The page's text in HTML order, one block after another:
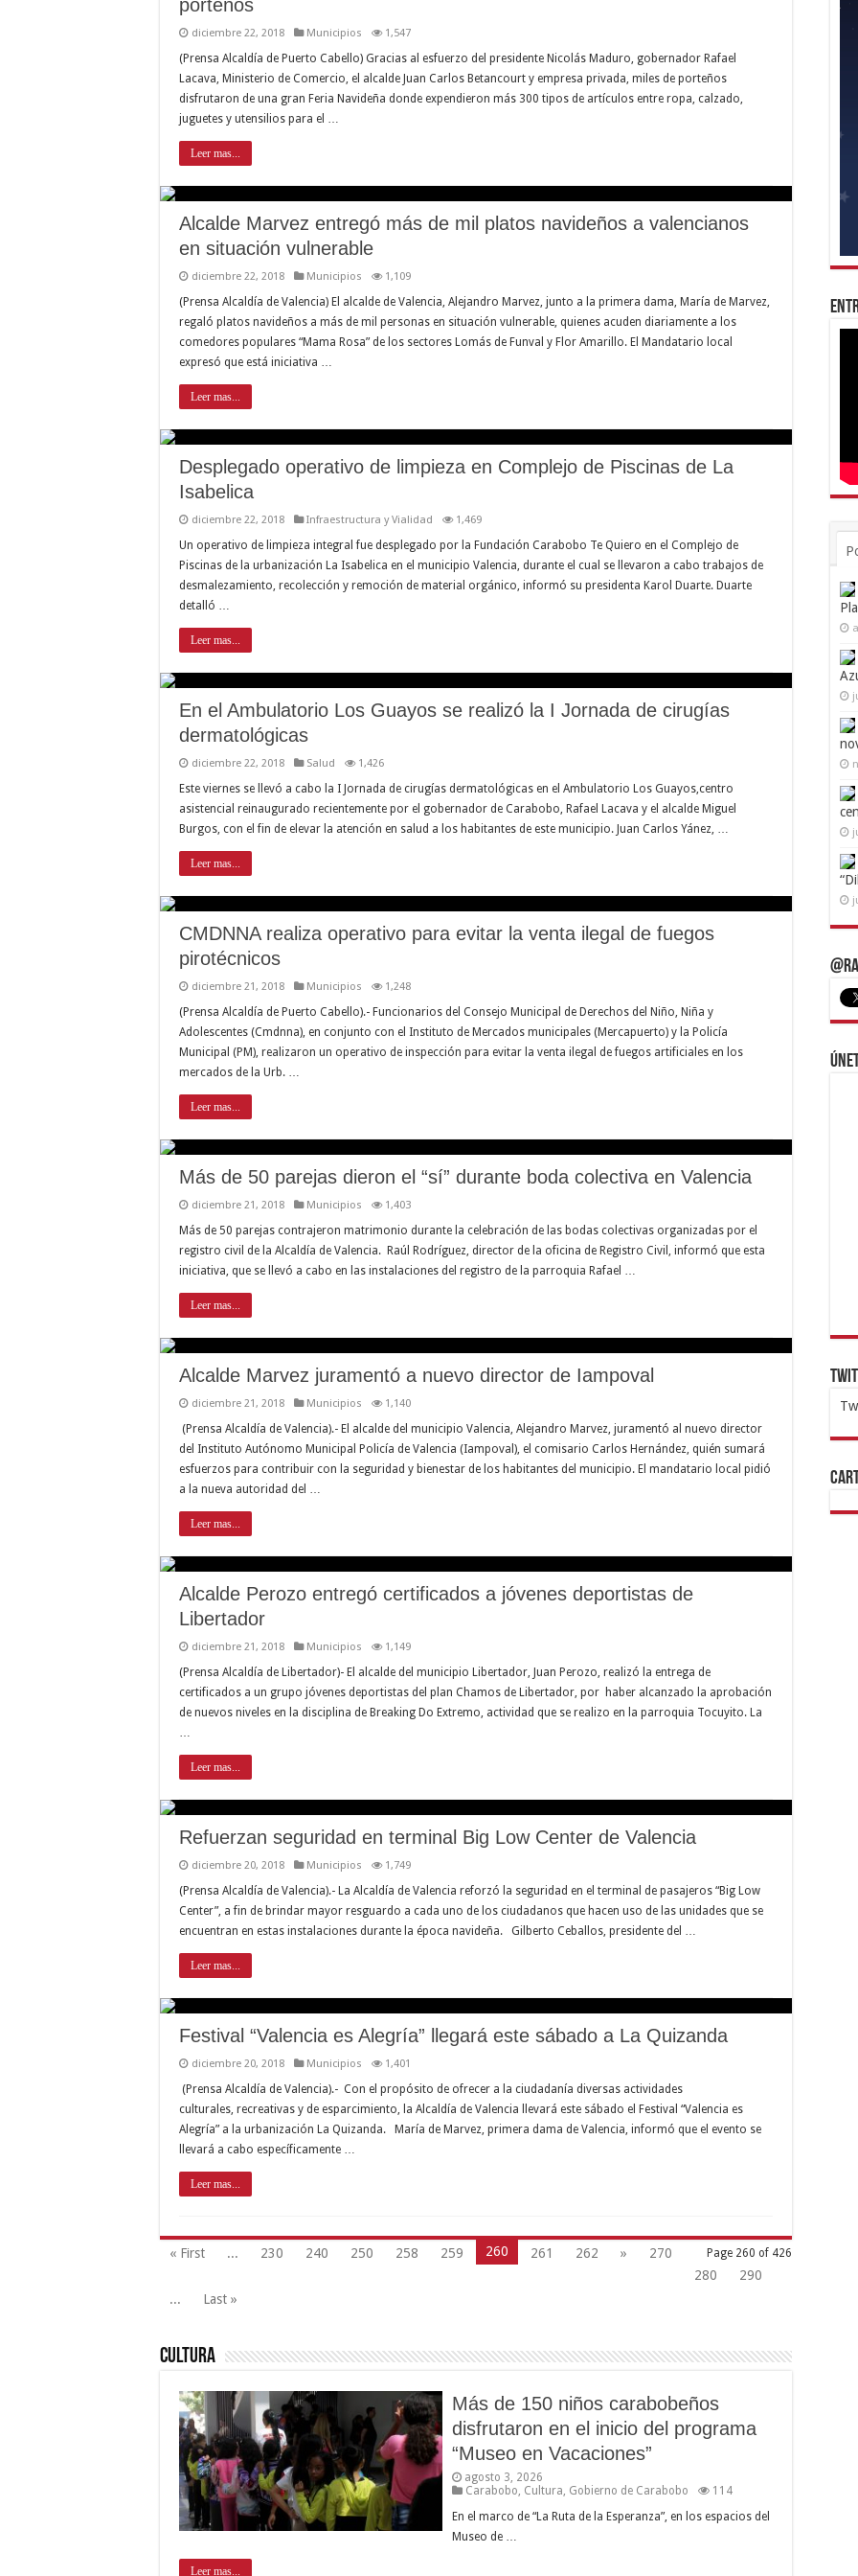
porteños
diciembre 22, 2018 Municipios 1,547
(Prensa Alcaldía de Puerto Cabello) Gracias al esfuerzo del presidente Nicolás Maduro, gobernador Rafael
Lacava, Ministerio de Comercio, el alcalde Juan Carlos Betancourt y empresa privada, miles de porteños
disfrutaron de una gran Feria Navideña donde expendieron más 300 tipos de artículos entre ropa, calzado,
juguetes y utensilios para el …
Leer mas...
Alcalde Marvez entregó más de mil platos navideños a valencianos
en situación vulnerable
diciembre 22, 2018 Municipios 1,109
(Prensa Alcaldía de Valencia) El alcalde de Valencia, Alejandro Marvez, junto a la primera dama, María de Marvez,
regaló platos navideños a más de mil personas en situación vulnerable, quienes acuden diariamente a los
comedores populares “Mama Rosa” de los sectores Lomás de Funval y Flor Amarillo. El Mandatario local
expresó que está iniciativa …
Leer mas...
Desplegado operativo de limpieza en Complejo de Piscinas de La
Isabelica
diciembre 22, 2018 Infraestructura y Vialidad 1,469
Un operativo de limpieza integral fue desplegado por la Fundación Carabobo Te Quiero en el Complejo de
Piscinas de la urbanización La Isabelica en el municipio Valencia, durante el cual se llevaron a cabo trabajos de
desmalezamiento, recolección y remoción de material orgánico, informó su presidenta Karol Duarte. Duarte
detalló …
Leer mas...
En el Ambulatorio Los Guayos se realizó la I Jornada de cirugías
dermatológicas
diciembre 22, 2018 Salud 1,426
Este viernes se llevó a cabo la I Jornada de cirugías dermatológicas en el Ambulatorio Los Guayos,centro
asistencial reinaugurado recientemente por el gobernador de Carabobo, Rafael Lacava y el alcalde Miguel
Burgos, con el fin de elevar la atención en salud a los habitantes de este municipio. Juan Carlos Yánez, …
Leer mas...
CMDNNA realiza operativo para evitar la venta ilegal de fuegos
pirotécnicos
diciembre 21, 2018 Municipios 1,248
(Prensa Alcaldía de Puerto Cabello).- Funcionarios del Consejo Municipal de Derechos del Niño, Niña y
Adolescentes (Cmdnna), en conjunto con el Instituto de Mercados municipales (Mercapuerto) y la Policía
Municipal (PM), realizaron un operativo de inspección para evitar la venta ilegal de fuegos artificiales en los
mercados de la Urb. …
Leer mas...
Más de 50 parejas dieron el “sí” durante boda colectiva en Valencia
diciembre 21, 2018 Municipios 1,403
Más de 50 parejas contrajeron matrimonio durante la celebración de las bodas colectivas organizadas por el
registro civil de la Alcaldía de Valencia. Raúl Rodríguez, director de la oficina de Registro Civil, informó que esta
iniciativa, que se llevó a cabo en las instalaciones del registro de la parroquia Rafael …
Leer mas...
Alcalde Marvez juramentó a nuevo director de Iampoval
diciembre 21, 2018 Municipios 1,140
(Prensa Alcaldía de Valencia).- El alcalde del municipio Valencia, Alejandro Marvez, juramentó al nuevo director
del Instituto Autónomo Municipal Policía de Valencia (Iampoval), el comisario Carlos Hernández, quién sumará
esfuerzos para contribuir con la seguridad y bienestar de los habitantes del municipio. El mandatario local pidió
a la nueva autoridad del …
Leer mas...
Alcalde Perozo entregó certificados a jóvenes deportistas de
Libertador
diciembre 21, 2018 Municipios 1,149
(Prensa Alcaldía de Libertador)- El alcalde del municipio Libertador, Juan Perozo, realizó la entrega de
certificados a un grupo jóvenes deportistas del plan Chamos de Libertador, por haber alcanzado la aprobación
de nuevos niveles en la disciplina de Breaking Do Extremo, actividad que se realizo en la parroquia Tocuyito. La
Leer mas...
Refuerzan seguridad en terminal Big Low Center de Valencia
diciembre 20, 2018 Municipios 1,749
(Prensa Alcaldía de Valencia).- La Alcaldía de Valencia reforzó la seguridad en el terminal de pasajeros “Big Low
Center”, a fin de brindar mayor resguardo a cada uno de los ciudadanos que hacen uso de las unidades que se
encuentran en estas instalaciones durante la época navideña. Gilberto Ceballos, presidente del …
Leer mas...
Festival “Valencia es Alegría” llegará este sábado a La Quizanda
diciembre 20, 2018 Municipios 1,401
(Prensa Alcaldía de Valencia).- Con el propósito de ofrecer a la ciudadanía diversas actividades
culturales, recreativas y de esparcimiento, la Alcaldía de Valencia llevará este sábado el Festival “Valencia es
Alegría” a la urbanización La Quizanda. María de Marvez, primera dama de Valencia, informó que el evento se
llevará a cabo específicamente …
Leer mas...
Page 260 of 426
« First ... 230 240 250 258 259 260 261 262 »
270
280
290
...
Last »
Cultura
Más de 150 niños carabobeños
disfrutaron en el inicio del programa
“Museo en Vacaciones”
agosto 3, 2026
Carabobo Cultura Gobierno de Carabobo
114
En el marco de “La Ruta de la Esperanza”, en los espacios del
Museo de …
Leer mas...